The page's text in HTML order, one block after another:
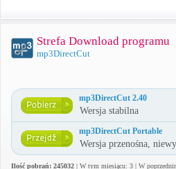
Strefa Download programu
mp3DirectCut
mp3DirectCut 2.40
Wersja stabilna
mp3DirectCut Portable
Wersja przenośna,
Ilość pobrań: 245032 | W tym miesiącu: 3 | W